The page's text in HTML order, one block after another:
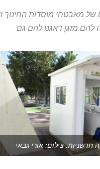
מאבטחי מוסדות החינוך
מזגן דאגנו להם גם
חדשניות. צילום: אורי גבאי